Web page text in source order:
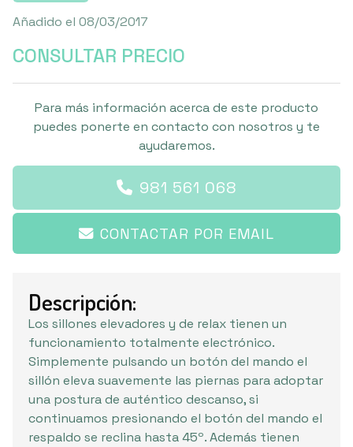
Añadido el 08/03/2017
CONSULTAR PRECIO
Para más información acerca de este producto
puedes ponerte en contacto con nosotros y te
ayudaremos.
981 561 068
CONTACTAR POR EMAIL
Descripción:
Los sillones elevadores y de relax tienen un
funcionamiento totalmente electrónico.
Simplemente pulsando un botón del mando el
sillón eleva suavemente las piernas para adoptar
una postura de auténtico descanso, si
continuamos presionando el botón del mando el
respaldo se reclina hasta 45º. Además tienen